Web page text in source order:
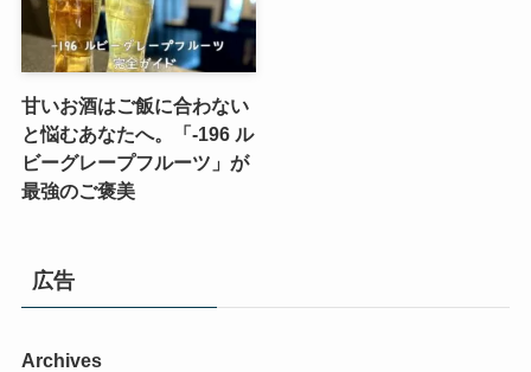
甘いお酒はご飯に合わない
と悩むあなたへ。「-196 ル
ビーグレープフルーツ」が
最強のご褒美
広告
Archives